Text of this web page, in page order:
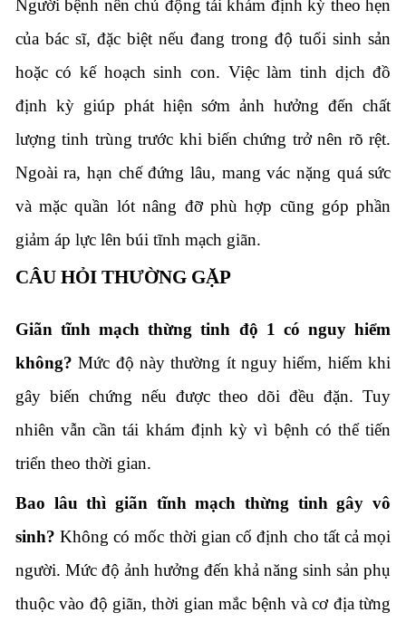
Người bệnh nên chủ động tái khám định kỳ theo hẹn
của bác sĩ, đặc biệt nếu đang trong độ tuổi sinh sản
hoặc có kế hoạch sinh con. Việc làm tinh dịch đồ
định kỳ giúp phát hiện sớm ảnh hưởng đến chất
lượng tinh trùng trước khi biến chứng trở nên rõ rệt.
Ngoài ra, hạn chế đứng lâu, mang vác nặng quá sức
và mặc quần lót nâng đỡ phù hợp cũng góp phần
giảm áp lực lên búi tĩnh mạch giãn.
CÂU HỎI THƯỜNG GẶP
Giãn tĩnh mạch thừng tinh độ 1 có nguy hiểm
không? Mức độ này thường ít nguy hiểm, hiếm khi
gây biến chứng nếu được theo dõi đều đặn. Tuy
nhiên vẫn cần tái khám định kỳ vì bệnh có thể tiến
triển theo thời gian.
Bao lâu thì giãn tĩnh mạch thừng tinh gây vô
sinh? Không có mốc thời gian cố định cho tất cả mọi
người. Mức độ ảnh hưởng đến khả năng sinh sản phụ
thuộc vào độ giãn, thời gian mắc bệnh và cơ địa từng